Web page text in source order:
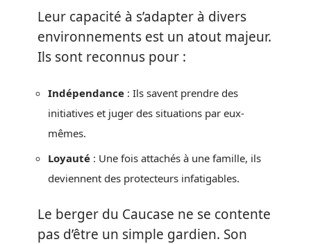
Leur capacité à s’adapter à divers
environnements est un atout majeur.
Ils sont reconnus pour :
Indépendance : Ils savent prendre des
initiatives et juger des situations par eux-
mêmes.
Loyauté : Une fois attachés à une famille, ils
deviennent des protecteurs infatigables.
Le berger du Caucase ne se contente
pas d’être un simple gardien. Son